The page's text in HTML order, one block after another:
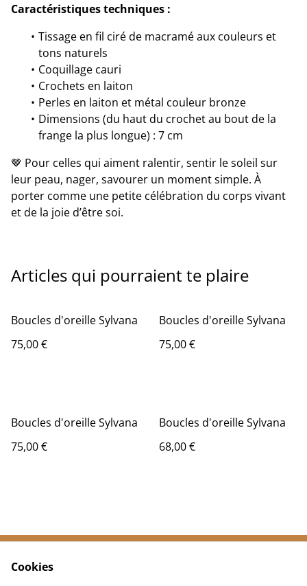
Caractéristiques techniques :
Tissage en fil ciré de macramé aux couleurs et
tons naturels
Coquillage cauri
Crochets en laiton
Perles en laiton et métal couleur bronze
Dimensions (du haut du crochet au bout de la
frange la plus longue) : 7 cm
🤎 Pour celles qui aiment ralentir, sentir le soleil sur
leur peau, nager, savourer un moment simple. À
porter comme une petite célébration du corps vivant
et de la joie d’être soi.
Articles qui pourraient te plaire
Boucles d'oreille Sylvana
75,00 €
Boucles d'oreille Sylvana
75,00 €
Boucles d'oreille Sylvana
75,00 €
Boucles d'oreille Sylvana
68,00 €
Cookies